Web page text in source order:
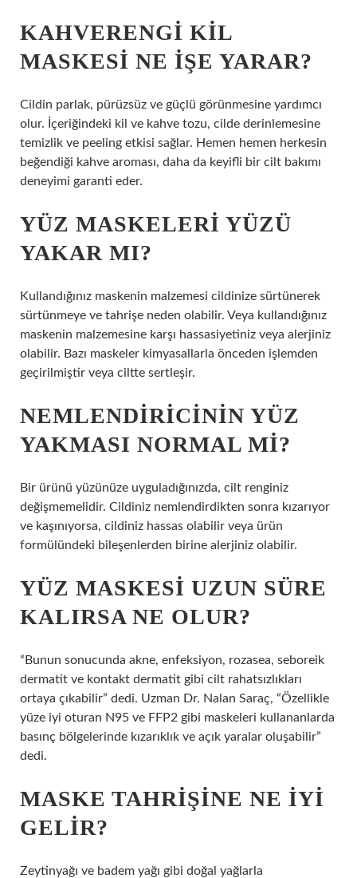
KAHVERENGI KIL
MASKESI NE IŞE YARAR?
Cildin parlak, pürüzsüz ve güçlü görünmesine yardımcı
olur. İçeriğindeki kil ve kahve tozu, cilde derinlemesine
temizlik ve peeling etkisi sağlar. Hemen hemen herkesin
beğendiği kahve aroması, daha da keyifli bir cilt bakımı
deneyimi garanti eder.
YÜZ MASKELERI YÜZÜ
YAKAR MI?
Kullandığınız maskenin malzemesi cildinize sürtünerek
sürtünmeye ve tahrişe neden olabilir. Veya kullandığınız
maskenin malzemesine karşı hassasiyetiniz veya alerjiniz
olabilir. Bazı maskeler kimyasallarla önceden işlemden
geçirilmiştir veya ciltte sertleşir.
NEMLENDIRICININ YÜZ
YAKMASI NORMAL MI?
Bir ürünü yüzünüze uyguladığınızda, cilt renginiz
değişmemelidir. Cildiniz nemlendirdikten sonra kızarıyor
ve kaşınıyorsa, cildiniz hassas olabilir veya ürün
formülündeki bileşenlerden birine alerjiniz olabilir.
YÜZ MASKESI UZUN SÜRE
KALIRSA NE OLUR?
“Bunun sonucunda akne, enfeksiyon, rozasea, seboreik
dermatit ve kontakt dermatit gibi cilt rahatsızlıkları
ortaya çıkabilir” dedi. Uzman Dr. Nalan Saraç, “Özellikle
yüze iyi oturan N95 ve FFP2 gibi maskeleri kullananlarda
basınç bölgelerinde kızarıklık ve açık yaralar oluşabilir”
dedi.
MASKE TAHRIŞINE NE IYI
GELIR?
Zeytinyağı ve badem yağı gibi doğal yağlarla